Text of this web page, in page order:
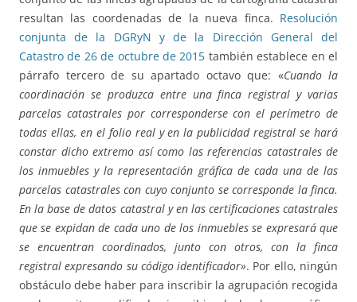
resultan las coordenadas de la nueva finca. Resolución
conjunta de la DGRyN y de la Dirección General del
Catastro de 26 de octubre de 2015 también establece en el
párrafo tercero de su apartado octavo que: «Cuando la
coordinación se produzca entre una finca registral y varias
parcelas catastrales por corresponderse con el perímetro de
todas ellas, en el folio real y en la publicidad registral se hará
constar dicho extremo así como las referencias catastrales de
los inmuebles y la representación gráfica de cada una de las
parcelas catastrales con cuyo conjunto se corresponde la finca.
En la base de datos catastral y en las certificaciones catastrales
que se expidan de cada uno de los inmuebles se expresará que
se encuentran coordinados, junto con otros, con la finca
registral expresando su código identificador». Por ello, ningún
obstáculo debe haber para inscribir la agrupación recogida